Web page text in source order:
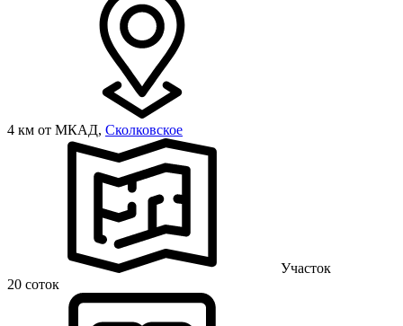
4 км от МКАД, Сколковское
Участок
20 соток